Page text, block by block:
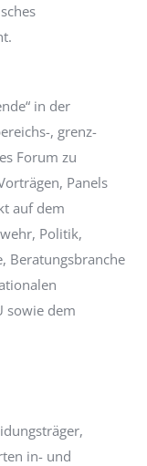
in der
, grenz-
Forum zu
Panels
auf dem
Politik,
Beratungsbranche
sowie dem
in- und